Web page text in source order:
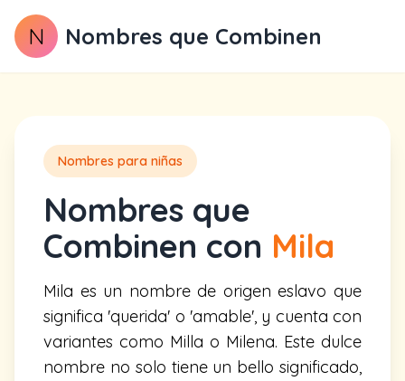
N Nombres que Combinen
Nombres para niñas
Nombres que
Combinen con Mila
Mila es un nombre de origen eslavo que
significa 'querida' o 'amable', y cuenta con
variantes como Milla o Milena. Este dulce
nombre no solo tiene un bello significado,